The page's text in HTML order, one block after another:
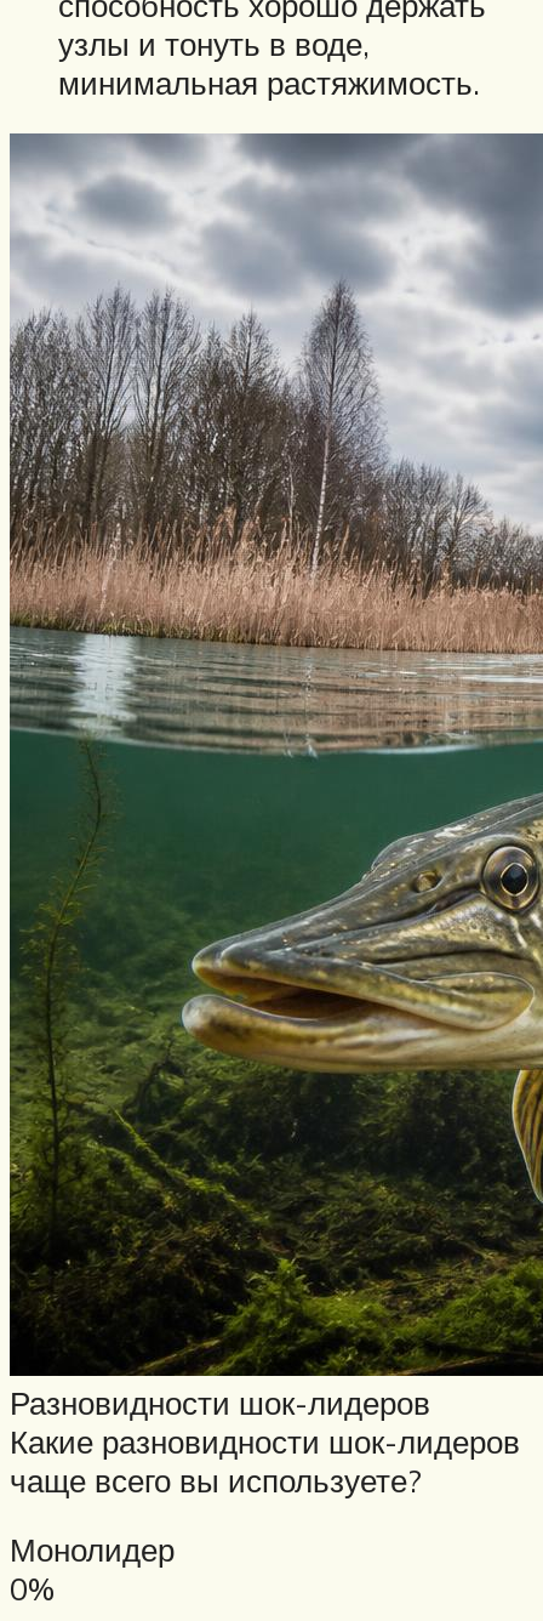
узлы и тонуть в воде,
минимальная растяжимость.
Разновидности шок-лидеров
Какие разновидности шок-лидеров
чаще всего вы используете?
Монолидер
0%